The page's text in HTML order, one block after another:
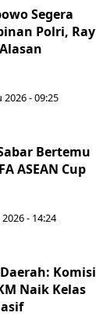
Segera
Polri, Ray
2026 - 09:25
Bertemu
ASEAN Cup
- 14:24
Komisi
Naik Kelas